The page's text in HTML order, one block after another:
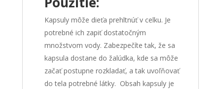
Kapsuly môže dieťa prehltnúť v celku. Je
potrebné ich zapiť dostatočným
množstvom vody. Zabezpečíte tak, že sa
kapsula dostane do žalúdka, kde sa môže
začať postupne rozkladať, a tak uvoľňovať
do tela potrebné látky. Obsah kapsuly je